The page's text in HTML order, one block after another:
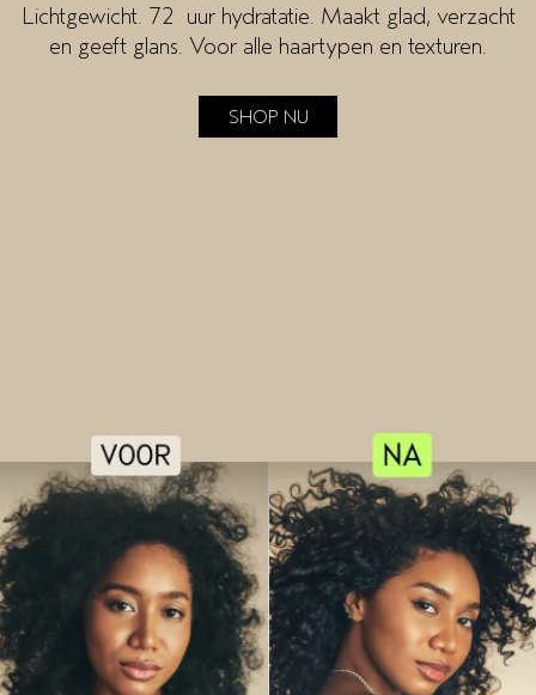
Lichtgewicht. 72 uur hydratatie. Maakt glad, verzacht
en geeft glans. Voor alle haartypen en texturen.
SHOP NU